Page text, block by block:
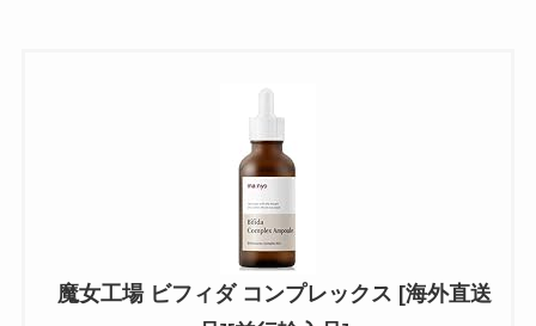
魔女工場 ビフィダ コンプレックス [海外直送